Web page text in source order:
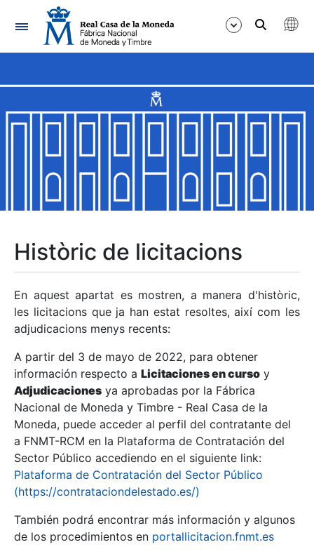
Navegació
Mostra/Amaga
Mostra/Amaga
Mostra/Amaga
Mostra/Amaga
Mostra/Amaga
Històric de licitacions
En aquest apartat es mostren, a manera d'històric,
les licitacions que ja han estat resoltes, així com les
adjudicacions menys recents:
A partir del 3 de mayo de 2022, para obtener
información respecto a Licitaciones en curso y
Adjudicaciones ya aprobadas por la Fábrica
Nacional de Moneda y Timbre - Real Casa de la
Moneda, puede acceder al perfil del contratante del
a FNMT-RCM en la Plataforma de Contratación del
Sector Público accediendo en el siguiente link:
Plataforma de Contratación del Sector Público
(https://contrataciondelestado.es/)
También podrá encontrar más información y algunos
de los procedimientos en portallicitacion.fnmt.es